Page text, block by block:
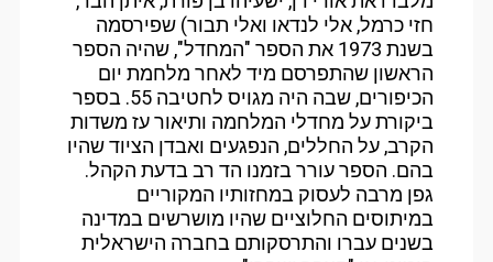
חזי כרמל, אלי לנדאו ואלי תבור) שפירסמה
בשנת 1973 את הספר "המחדל", שהיה הספר
הראשון שהתפרסם מיד לאחר מלחמת יום
הכיפורים, שבה היה מגויס לחטיבה 55. בספר
ביקורת על מחדלי המלחמה ותיאור עז משדות
הקרב, על החללים, הנפגעים ואבדן הציוד שהיו
בהם. הספר עורר בזמנו הד רב בדעת הקהל.
גפן מרבה לעסוק במחזותיו המקוריים
במיתוסים החלוציים שהיו מושרשים במדינה
בשנים עברו והתרסקותם בחברה הישראלית